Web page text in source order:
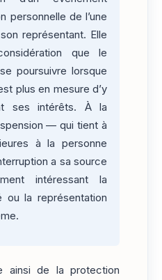
personnelle de l’une
représentant. Elle
que le
poursuivre lorsque
plus en mesure d’y
ses intérêts. À la
— qui tient à
à la personne
a sa source
intéressant la
ou la représentation
ainsi de la protection